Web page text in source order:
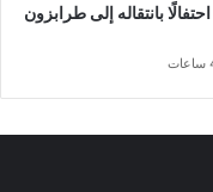
بانتقاله إلى طرابزون